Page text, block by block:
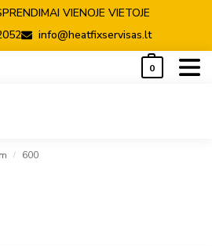
VIENOJE VIETOJE
info@heatfixservisas.lt
0
/ 600